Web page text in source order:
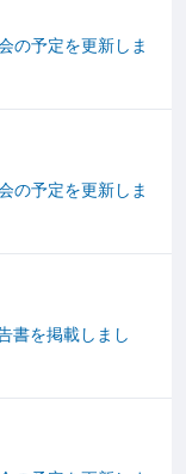
の予定を更新しま
の予定を更新しま
書を掲載しまし